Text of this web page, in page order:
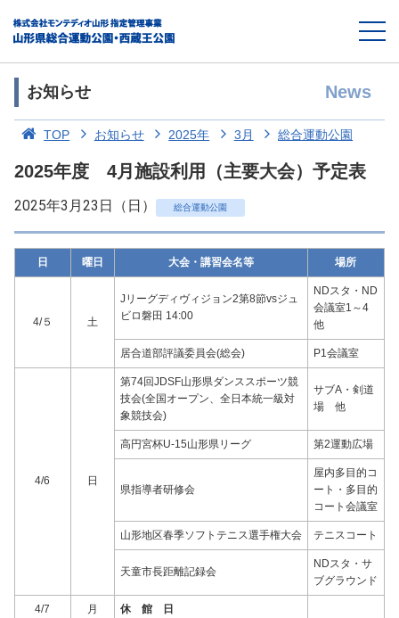
お知らせ News
TOP お知らせ 2025年 3月 総合運動公園
2025年度 4月施設利用（主要大会）予定表
2025年3月23日（日） 総合運動公園
日 曜日 大会・講習会名等 場所
4/５ 土
Jリーグディヴィジョン2第8節vsジュ
ビロ磐田 14:00
NDスタ・ND
会議室1～4
他
居合道部評議委員会(総会) P1会議室
4/6 日
第74回JDSF山形県ダンススポーツ競
技会(全国オープン、全日本統一級対
象競技会)
サブA・剣道
場 他
高円宮杯U-15山形県リーグ 第2運動広場
県指導者研修会
屋内多目的コ
ート・多目的
コート会議室
山形地区春季ソフトテニス選手権大会 テニスコート
天童市長距離記録会
NDスタ・サ
ブグラウンド
4/7 月 休 館 日